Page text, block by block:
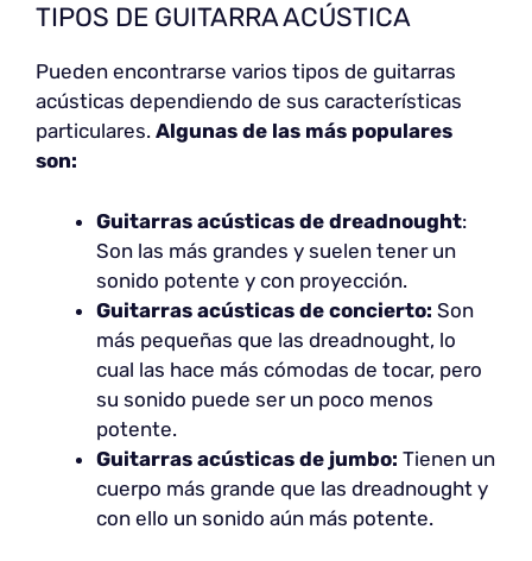
TIPOS DE GUITARRA ACÚSTICA
Pueden encontrarse varios tipos de guitarras
acústicas dependiendo de sus características
particulares. Algunas de las más populares
son:
Guitarras acústicas de dreadnought:
Son las más grandes y suelen tener un
sonido potente y con proyección.
Guitarras acústicas de concierto: Son
más pequeñas que las dreadnought, lo
cual las hace más cómodas de tocar, pero
su sonido puede ser un poco menos
potente.
Guitarras acústicas de jumbo: Tienen un
cuerpo más grande que las dreadnought y
con ello un sonido aún más potente.